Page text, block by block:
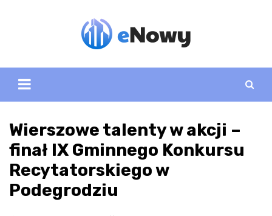
Wierszowe talenty w akcji –
finał IX Gminnego Konkursu
Recytatorskiego w
Podegrodziu